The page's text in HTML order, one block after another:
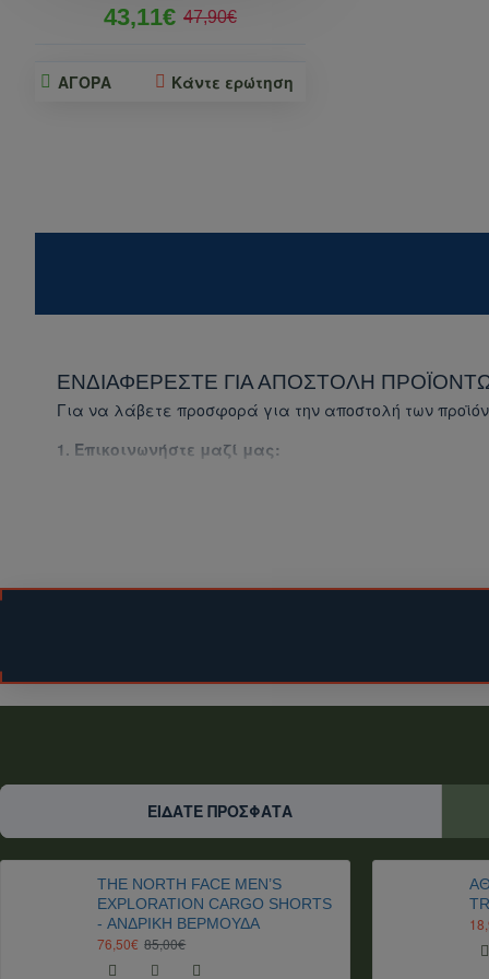
43,11€ 47,90€
ΑΓΟΡΑ Κάντε ερώτηση
ΕΝΔΙΑΦΈΡΕΣΤΕ ΓΙΑ ΑΠΟΣΤΟΛΉ
Για να λάβετε προσφορά για την αποστολή των
1. Επικοινωνήστε μαζί μας:
Αναφέρετε το είδος του προϊόντος που σας
Θα σας στείλουμε προσφορά για τα προϊόντα
Το κόστος αποστολής ενδέχεται να ποικίλλει
Είμαστε στη διάθεσή σας για οποιαδήποτε
ΕΊΔΑΤΕ ΠΡΌΣΦΑΤΑ
THE NORTH FACE MEN’S
EXPLORATION CARGO SHORTS
- ΑΝΔΡΙΚΉ ΒΕΡΜΟΎΔΑ
76,50€ 85,00€